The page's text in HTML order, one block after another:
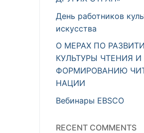
День работников
искусства
О МЕРАХ ПО
КУЛЬТУРЫ ЧТЕНИЯ И
ФОРМИРОВАНИЮ
НАЦИИ
Вебинары EBSCO
RECENT COMMENTS